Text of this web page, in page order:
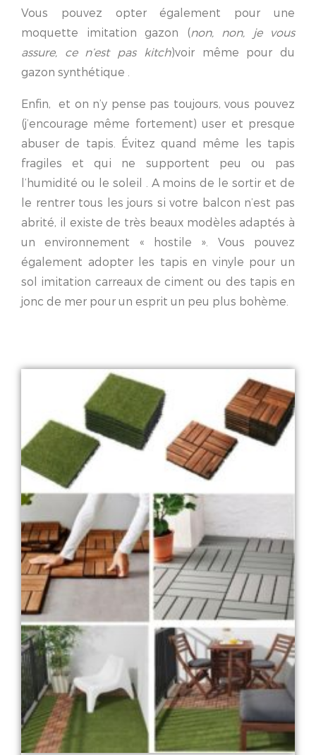
Vous pouvez opter également pour une
moquette imitation gazon (non, non, je vous
assure, ce n’est pas kitch)voir même pour du
gazon synthétique .
Enfin, et on n’y pense pas toujours, vous pouvez
(j’encourage même fortement) user et presque
abuser de tapis. Évitez quand même les tapis
fragiles et qui ne supportent peu ou pas
l’humidité ou le soleil . A moins de le sortir et de
le rentrer tous les jours si votre balcon n’est pas
abrité, il existe de très beaux modèles adaptés à
un environnement « hostile ». Vous pouvez
également adopter les tapis en vinyle pour un
sol imitation carreaux de ciment ou des tapis en
jonc de mer pour un esprit un peu plus bohème.